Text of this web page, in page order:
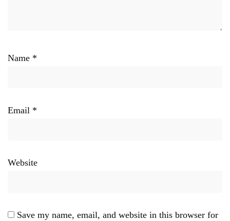
Name *
Email *
Website
Save my name, email, and website in this browser for